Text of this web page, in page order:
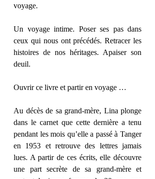
voyage.
Un voyage intime. Poser ses pas dans
ceux qui nous ont précédés. Retracer les
histoires de nos héritages. Apaiser son
deuil.
Ouvrir ce livre et partir en voyage …
Au décès de sa grand-mère, Lina plonge
dans le carnet que cette dernière a tenu
pendant les mois qu’elle a passé à Tanger
en 1953 et retrouve des lettres jamais
lues. A partir de ces écrits, elle découvre
une part secrète de sa grand-mère et